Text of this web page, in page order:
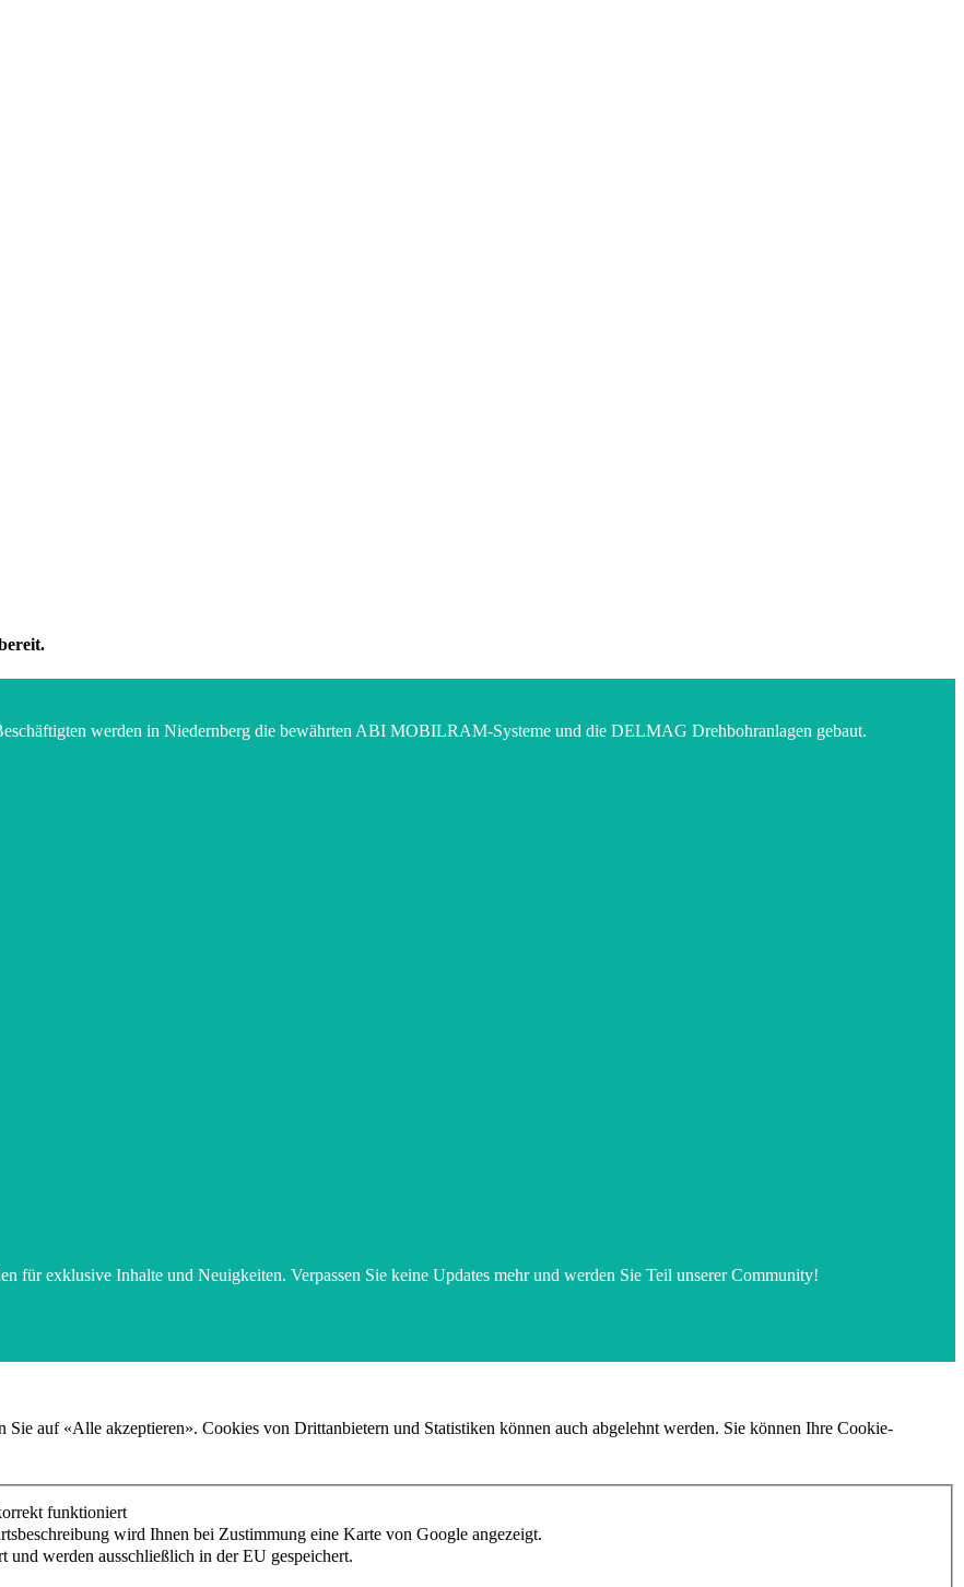
werden in Niedernberg die bewährten ABI MOBILRAM-Systeme und die DELMAG Drehbohranlagen gebaut.
für exklusive Inhalte und Neuigkeiten. Verpassen Sie keine Updates mehr und werden Sie Teil unserer Community!
Sie auf «Alle akzeptieren». Cookies von Drittanbietern und Statistiken können auch abgelehnt werden. Sie können Ihre Cookie-
funktioniert
wird Ihnen bei Zustimmung eine Karte von Google angezeigt.
werden ausschließlich in der EU gespeichert.